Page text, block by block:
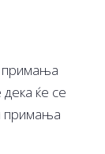
примања
ќе се
примања